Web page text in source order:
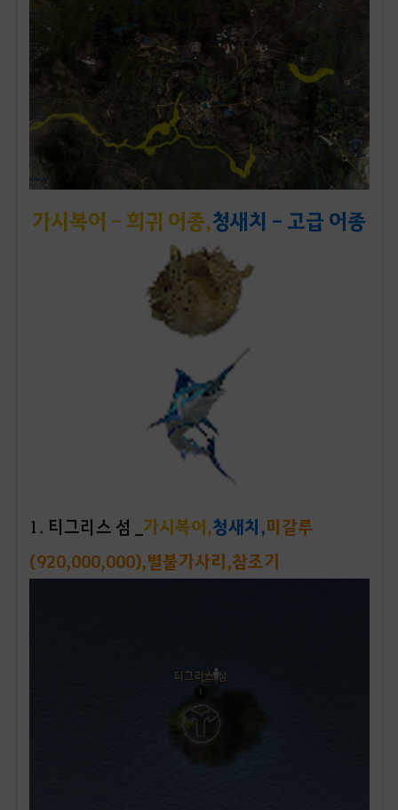
가시복어 - 희귀 어종,청새치 - 고급 어종
1. 티그리스 섬 _ 가시복어,청새치,미갈루
(920,000,000),별불가사리,참조기